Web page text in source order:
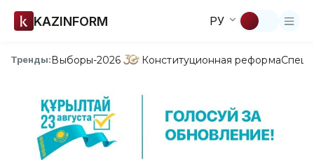
KAZINFORM РУ
Тренды:Выборы-2026 Конституционная реформа